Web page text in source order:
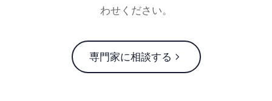
わせください。
専門家に相談する